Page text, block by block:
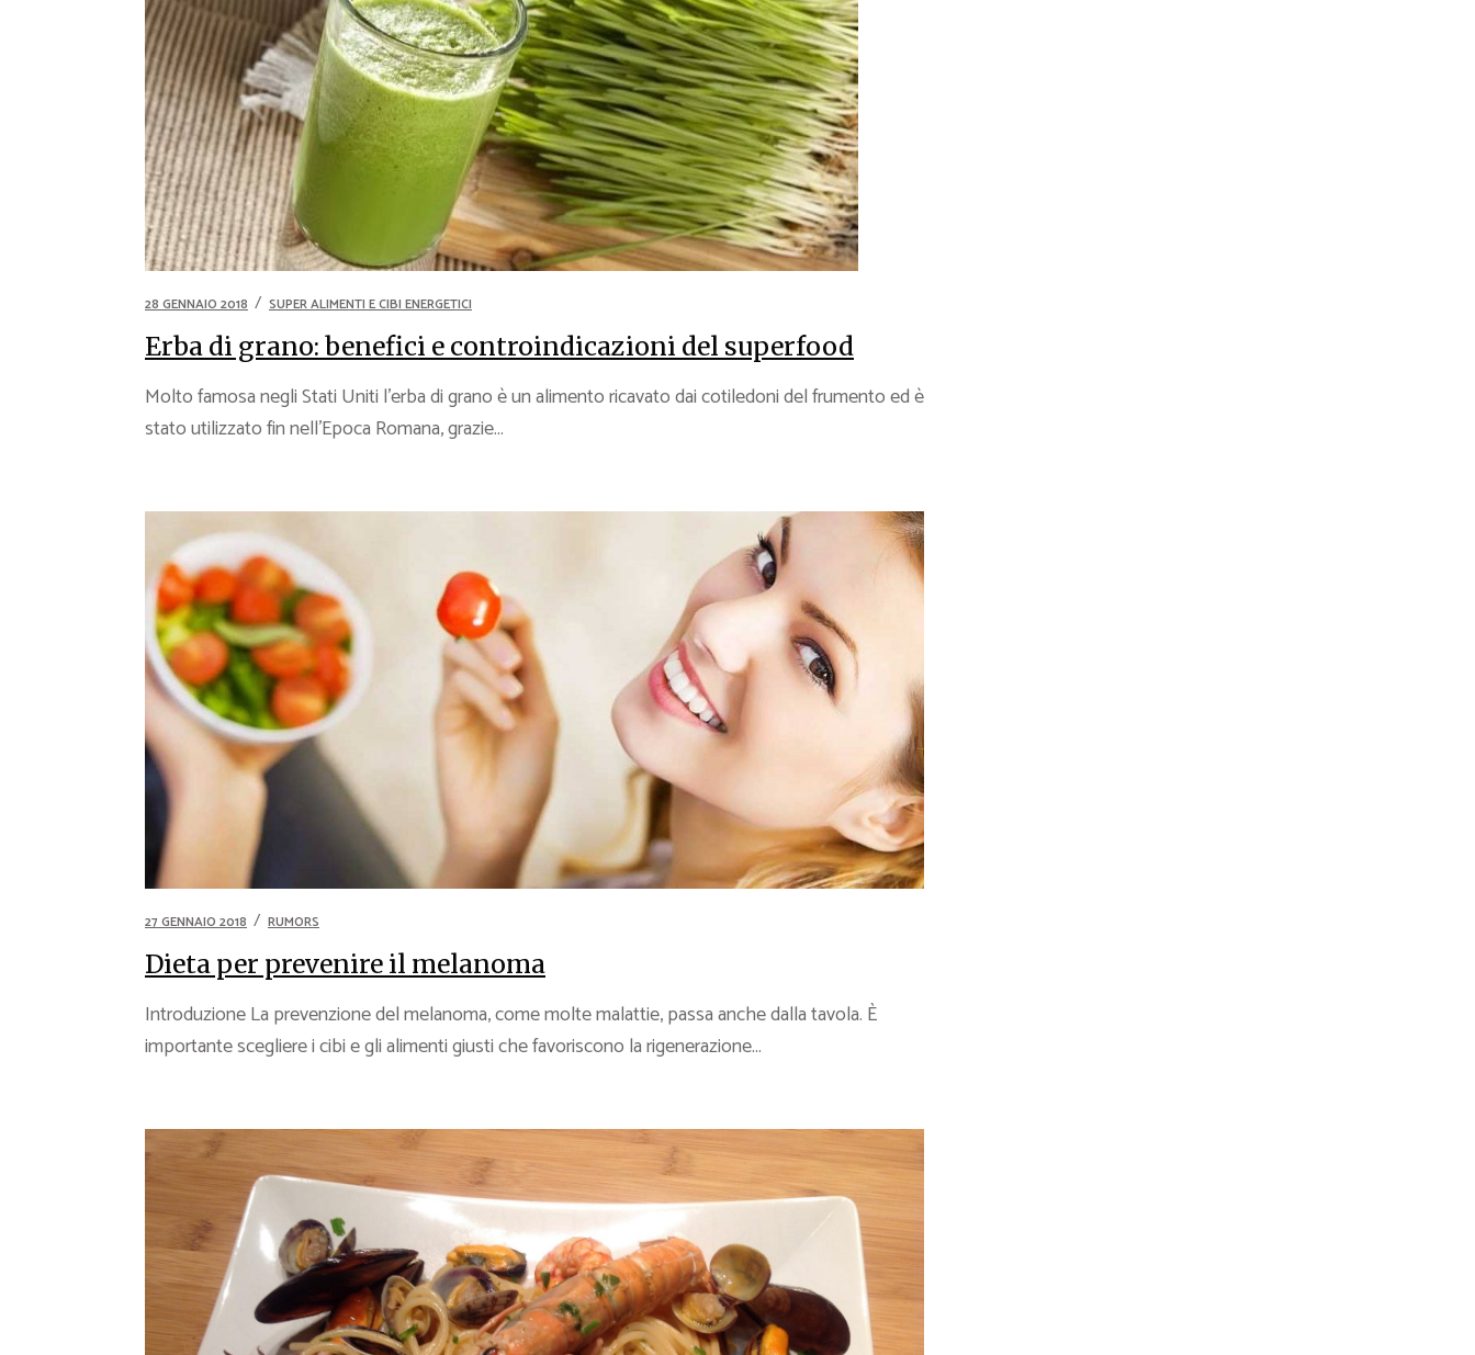
28 GENNAIO 2018 SUPER ALIMENTI E CIBI ENERGETICI
Erba di grano: benefici e controindicazioni del superfood
Molto famosa negli Stati Uniti l’erba di grano è un alimento ricavato dai cotiledoni del frumento ed è
stato utilizzato fin nell’Epoca Romana, grazie...
27 GENNAIO 2018 RUMORS
Dieta per prevenire il melanoma
Introduzione La prevenzione del melanoma, come molte malattie, passa anche dalla tavola. È
importante scegliere i cibi e gli alimenti giusti che favoriscono la rigenerazione...